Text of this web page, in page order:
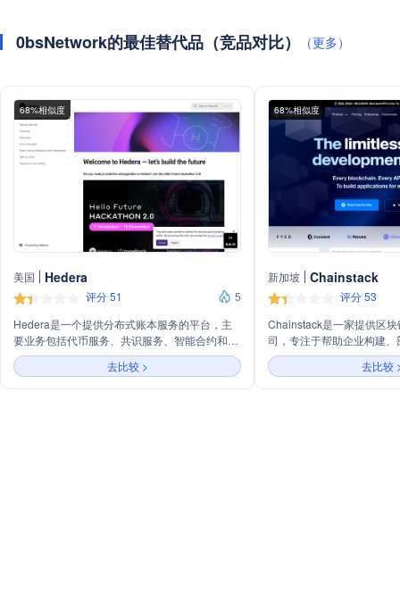
0bsNetwork的最佳替代品（竞品对比） （更多）
68%相似度
美国 Hedera
评分 51
5
Hedera是一个提供分布式账本服务的平台，主
要业务包括代币服务、共识服务、智能合约和
HBAR（Hedera网络的原生加密货币）。平台还
提供网络洞察、开发者资源、生态系统和用例解
决方案，支持开发者构建和分析网络活动，以及
去比较 >
68%相似度
新加坡 Chainstack
评分 53
Chainstack是一家提供区
司，专注于帮助企业构建
用。
去比较